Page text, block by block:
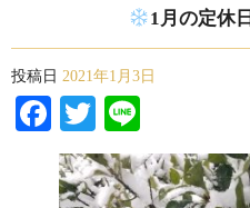
1月の定休
投稿日 2021年1月3日
Facebook
Twitter